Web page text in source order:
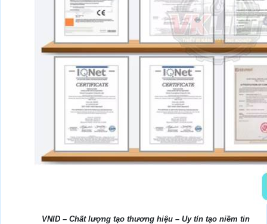
VNID – Chất lượng tạo thương hiệu – Uy tín tạo niềm tin